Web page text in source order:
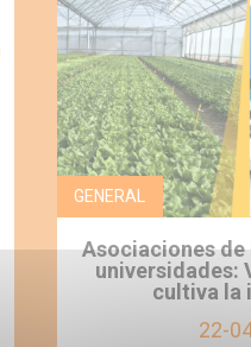
GENERAL
Asociaciones
universidades:
cultiva la
22-